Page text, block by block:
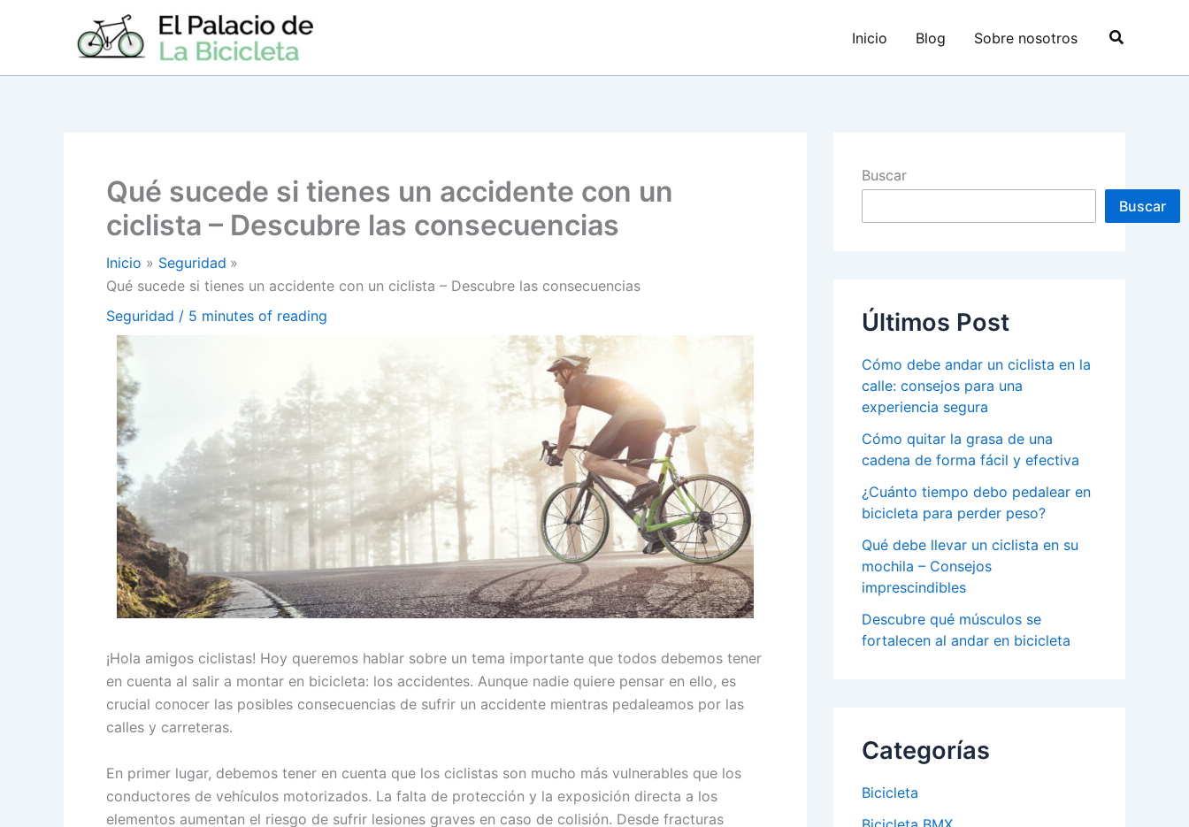
Inicio Blog Sobre nosotros Buscar
Qué sucede si tienes un accidente con un
ciclista – Descubre las consecuencias
Inicio
Seguridad
Qué sucede si tienes un accidente con un ciclista – Descubre las consecuencias
Seguridad / 5 minutes of reading
¡Hola amigos ciclistas! Hoy queremos hablar sobre un tema importante que todos debemos tener
en cuenta al salir a montar en bicicleta: los accidentes. Aunque nadie quiere pensar en ello, es
crucial conocer las posibles consecuencias de sufrir un accidente mientras pedaleamos por las
calles y carreteras.
En primer lugar, debemos tener en cuenta que los ciclistas son mucho más vulnerables que los
conductores de vehículos motorizados. La falta de protección y la exposición directa a los
elementos aumentan el riesgo de sufrir lesiones graves en caso de colisión. Desde fracturas
Buscar
Buscar
Últimos Post
Cómo debe andar un ciclista en la
calle: consejos para una
experiencia segura
Cómo quitar la grasa de una
cadena de forma fácil y efectiva
¿Cuánto tiempo debo pedalear en
bicicleta para perder peso?
Qué debe llevar un ciclista en su
mochila – Consejos
imprescindibles
Descubre qué músculos se
fortalecen al andar en bicicleta
Categorías
Bicicleta